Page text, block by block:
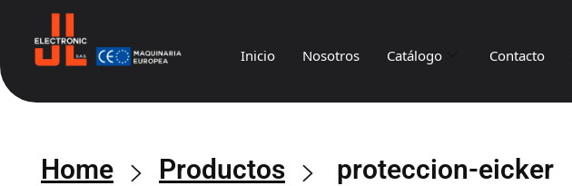
Inicio Nosotros Catálogo Contacto
Home Productos proteccion-eicker